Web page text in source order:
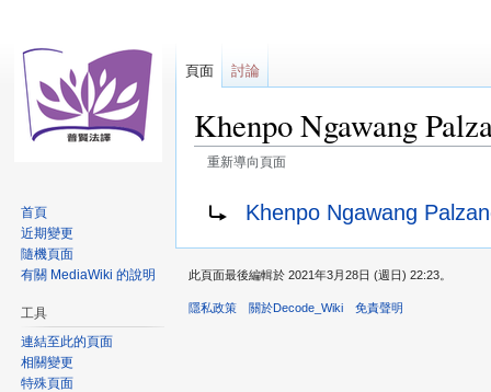
Khenpo Ngawang
重新導向頁面
導
覽
搜
尋
重新導向至：Khenpo Ngawang
頁面 討論
首頁
近期變更
隨機頁面
有關 MediaWiki 的說明
工具
連結至此的頁面
相關變更
特殊頁面
此頁面最後編輯於 2021年3月28日 (週日) 22:23。
隱私政策 關於Decode_Wiki 免責聲明